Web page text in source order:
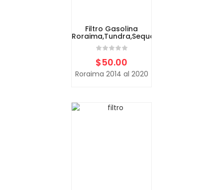
Filtro Gasolina
Roraima,Tundra,Sequoia,Tacoma
$50.00
Roraima 2014 al 2020